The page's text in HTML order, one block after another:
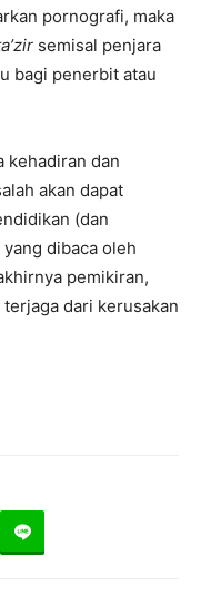
pornografi, maka
semisal penjara
bagi penerbit atau
kehadiran dan
akan dapat
(dan
dibaca oleh
pemikiran,
dari kerusakan